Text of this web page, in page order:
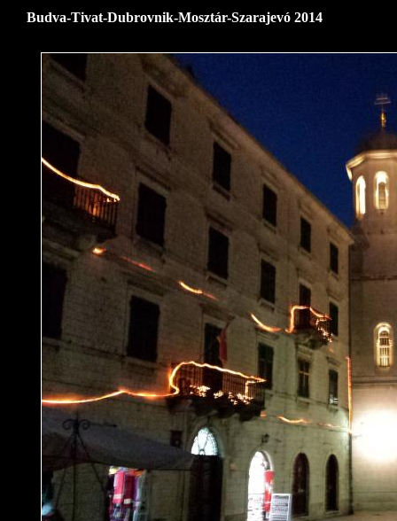
Budva-Tivat-Dubrovnik-Mosztár-Szarajevó 2014